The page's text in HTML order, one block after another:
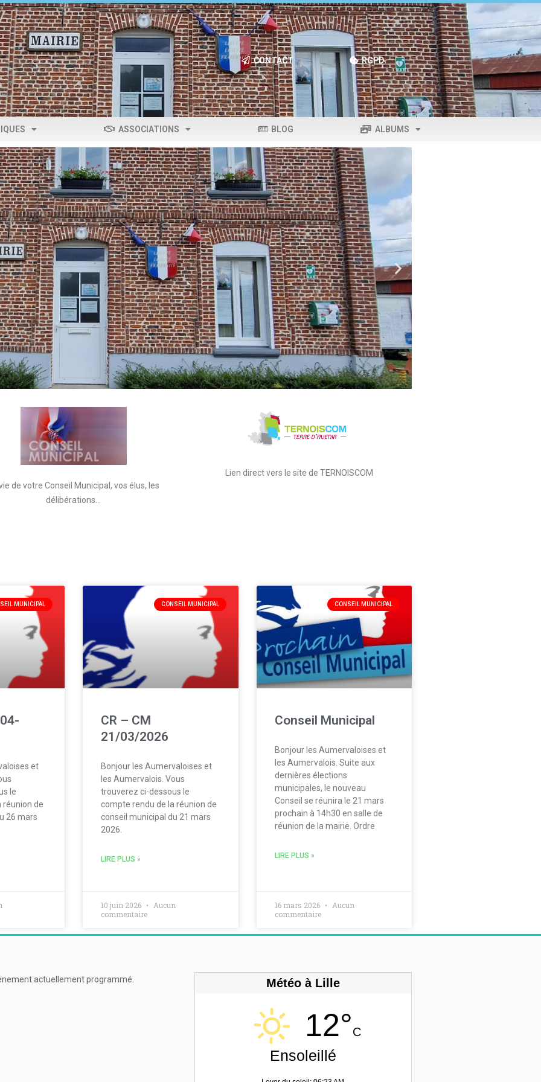
CONTACT RGPD
ASSOCIATIONS BLOG ALBUMS
de votre Conseil Municipal, vos élus, les
délibérations…
Lien direct vers le site de TERNOISCOM
MUNICIPAL
et
le
réunion de
26 mars
CONSEIL MUNICIPAL
CR – CM
21/03/2026
Bonjour les Aumervaloises et
les Aumervalois. Vous
trouverez ci-dessous le
compte rendu de la réunion de
conseil municipal du 21 mars
2026.
LIRE PLUS »
10 juin 2026
Aucun
commentaire
CONSEIL MUNICIPAL
Conseil Municipal
Bonjour les Aumervaloises et
les Aumervalois. Suite aux
dernières élections
municipales, le nouveau
Conseil se réunira le 21 mars
prochain à 14h30 en salle de
réunion de la mairie. Ordre
LIRE PLUS »
16 mars 2026
Aucun
commentaire
actuellement programmé. Météo à Lille
12°C
Ensoleillé